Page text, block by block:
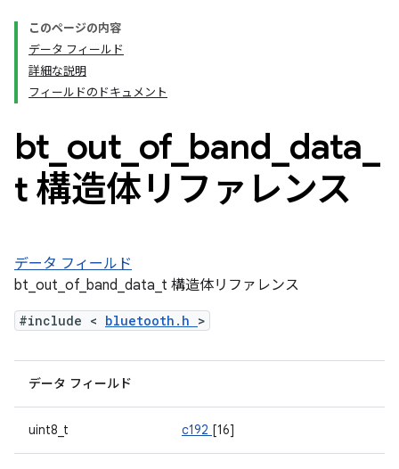
このページの内容
データ フィールド
詳細な説明
フィールドのドキュメント
bt out of_ band data
t 構造体リファレンス
データ フィールド
bt_out_of_band_data_t 構造体リファレンス
#include < bluetooth.h >
データ フィールド
uint8_t c192 [16]